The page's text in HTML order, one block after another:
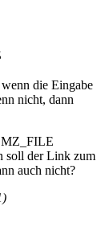
die Eingabe
nicht, dann
soll der Link zum
auch nicht?